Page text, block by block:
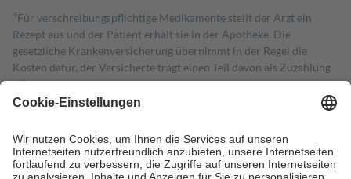
4Für verschreibungspflichtige Medikamente stellt der Arzt ein
Rezept aus und der Patient erhält sie in der Apotheke. Die
gesetzliche Krankenversicherung übernimmt in der Regel die
Kosten dafür, der Versicherte trägt einen Teil davon als Zuzahlung
mit.
Grundsätzlich leisten Mitglieder Zuzahlungen in Höhe von zehn
höchstens zehn Euro.
Es sind jedoch nie mehr als die tatsächlichen
Kosten der Leistung zu entrichten.
Diese Regeln gelten grundsätzlich auch für Online-Apotheken.